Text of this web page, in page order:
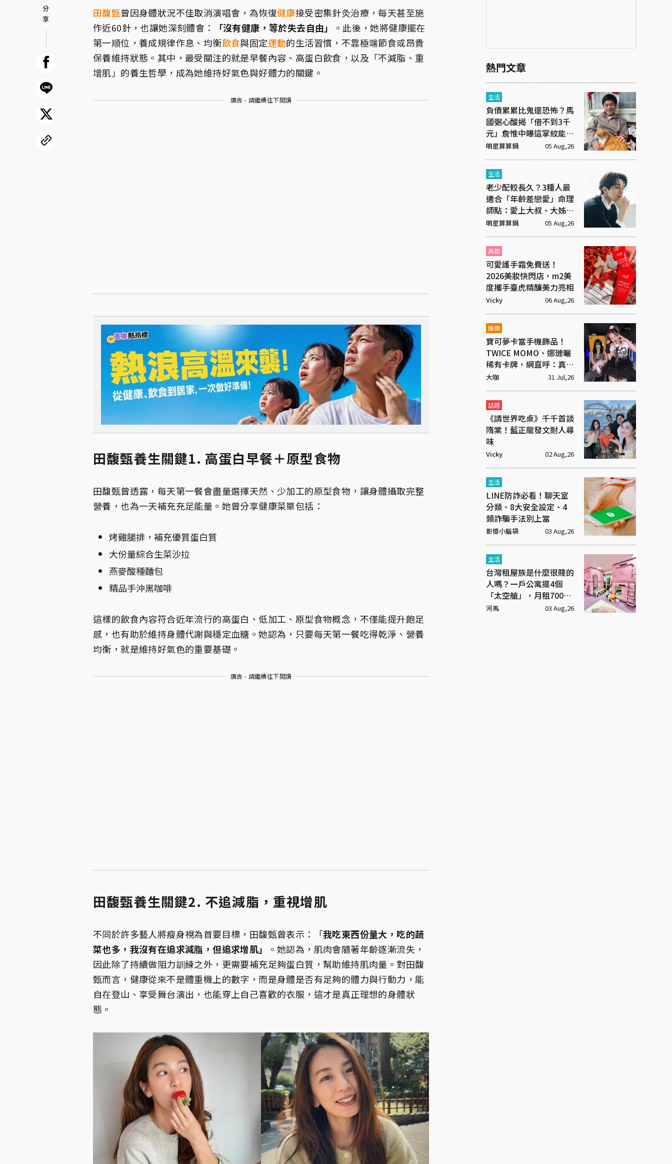
田馥甄曾因身體狀況不佳取消演唱會，為恢復健康接受密集針灸治療，每天甚至施
作近60針，也讓她深刻體會：
「沒有健康，等於失去自由」
。此後，她將健康擺在
第一順位，養成規律作息、均衡飲食與固定運動的生活習慣，不靠極端節食或昂貴
保養維持狀態。其中，最受關注的就是早餐內容、高蛋白飲食，以及「不減脂、重
增肌」的養生哲學，成為她維持好氣色與好體力的關鍵。
廣告 - 請繼續往下閱讀
田馥甄養生關鍵1. 高蛋白早餐＋原型食物
田馥甄曾透露，每天第一餐會盡量選擇天然、少加工的原型食物，讓身體攝取完整
營養，也為一天補充充足能量。她曾分享健康菜單包括：
烤雞腿排，補充優質蛋白質
大份量綜合生菜沙拉
燕麥酸種麵包
精品手沖黑咖啡
這樣的飲食內容符合近年流行的高蛋白、低加工、原型食物概念，不僅能提升飽足
感，也有助於維持身體代謝與穩定血糖。她認為，只要每天第一餐吃得乾淨、營養
均衡，就是維持好氣色的重要基礎。
廣告 - 請繼續往下閱讀
田馥甄養生關鍵2. 不追減脂，重視增肌
不同於許多藝人將瘦身視為首要目標，田馥甄曾表示：「我吃東西份量大，吃的蔬
菜也多，我沒有在追求減脂，但追求增肌」
。她認為，肌肉會隨著年齡逐漸流失，
因此除了持續做阻力訓練之外，更需要補充足夠蛋白質，幫助維持肌肉量。對田馥
甄而言，健康從來不是體重機上的數字，而是身體是否有足夠的體力與行動力，能
自在登山、享受舞台演出，也能穿上自己喜歡的衣服，這才是真正理想的身體狀
態。
熱門文章
生活
負債累累比鬼還恐怖？馬
國弼心酸揭「借不到3千
元」詹惟中曝這掌紋能救
命！
明星算算鍋 05 Aug,26
生活
老少配較長久？3種人最
適合「年齡差戀愛」命理
師點：愛上大叔、大姊有
原因
明星算算鍋 05 Aug,26
美妝
可愛護手霜免費送！
2026美妝快閃店，m2美
度攜手臺虎精釀美力亮相
Vicky 06 Aug,26
娛樂
寶可夢卡當手機飾品！
TWICE MOMO、娜璉曬
稀有卡牌，網直呼：真奢
華
大咖 31 Jul,26
話題
《請世界吃桌》千千首談
隋棠！藍正龍發文耐人尋
味
Vicky 02 Aug,26
生活
LINE防詐必看！聊天室
分類、8大安全設定、4
類詐騙手法別上當
影憶小腦袋 03 Aug,26
生活
台灣租屋族是什麼很賤的
人嗎？一戶公寓擺4個
「太空艙」，月租7000
元
河馬 03 Aug,26